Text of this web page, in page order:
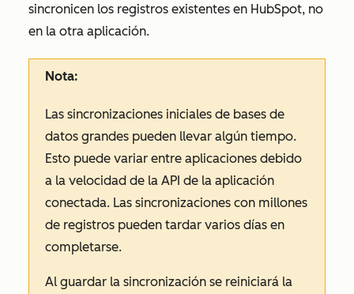
sincronicen los registros existentes en HubSpot, no
en la otra aplicación.
Nota:
Las sincronizaciones iniciales de bases de
datos grandes pueden llevar algún tiempo.
Esto puede variar entre aplicaciones debido
a la velocidad de la API de la aplicación
conectada. Las sincronizaciones con millones
de registros pueden tardar varios días en
completarse.
Al guardar la sincronización se reiniciará la